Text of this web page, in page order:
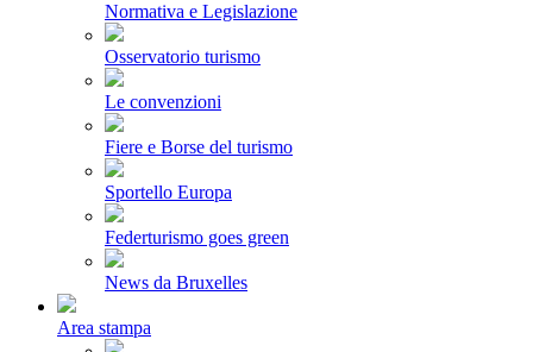
Normativa e Legislazione
Osservatorio turismo
Le convenzioni
Fiere e Borse del turismo
Sportello Europa
Federturismo goes green
News da Bruxelles
Area stampa